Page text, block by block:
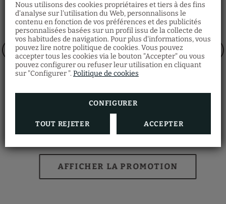
Nous utilisons des cookies propriétaires et tiers à des fins
d'analyse sur l'utilisation du Web, personnalisons le
contenu en fonction de vos préférences et des publicités
personnalisées basées sur un profil issu de la collecte de
vos habitudes de navigation. Pour plus d'informations, vous
pouvez lire notre politique de cookies. Vous pouvez
accepter tous les cookies via le bouton "Accepter" ou vous
pouvez configurer ou refuser leur utilisation en cliquant
sur "Configurer ". Politique de cookies
CONFIGURER
TOUT REJETER ACCEPTER
Fiori di Venezia